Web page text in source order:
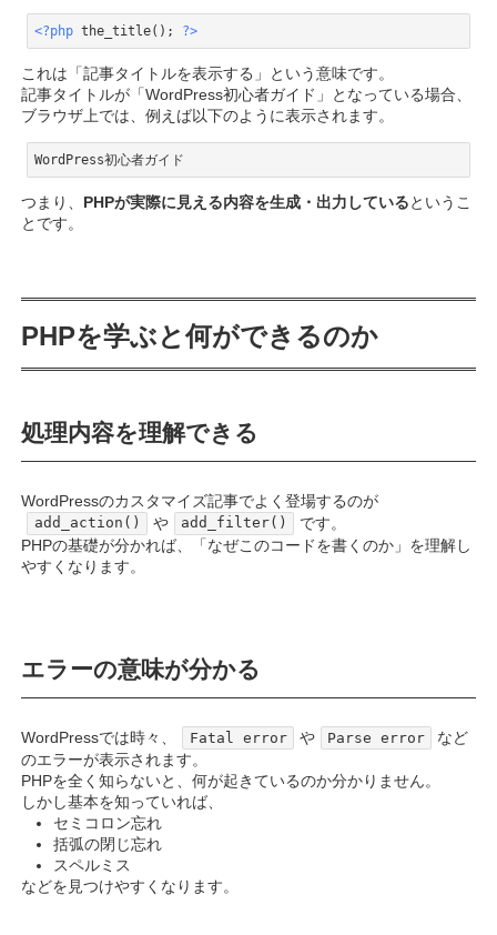
5.7.配列
5.8. 関数
6.1.add_action()
8.3.セミコロンの付け忘れ・括弧の閉じ忘れ
8.4.本番環境で試す
<?php the_title(); ?>
これは「記事タイトルを表示する」という意味です。
記事タイトルが「WordPress初心者ガイド」となっている場合、
ブラウザ上では、例えば以下のように表示されます。
WordPress初心者ガイド
つまり、 PHPが実際に見える内容を生成・出力しているというこ
とです。
PHPを学ぶと何ができるのか
処理内容を理解できる
WordPressのカスタマイズ記事でよく登場するのが
add_action() や add_filter()
です。
PHPの基礎が分かれば、「なぜこのコードを書くのか」を理解し
やすくなります。
エラーの意味が分かる
WordPressでは時々、 Fatal error や Parse error
など
のエラーが表示されます。
PHPを全く知らないと、何が起きているのか分かりません。
しかし基本を知っていれば、
セミコロン忘れ
括弧の閉じ忘れ
スペルミス
などを見つけやすくなります。